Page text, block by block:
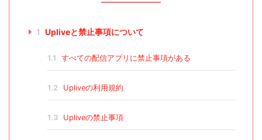
1 Upliveと禁止事項について
1.1 すべての配信アプリに禁止事項がある
1.2 Upliveの利用規約
1.3 Upliveの禁止事項